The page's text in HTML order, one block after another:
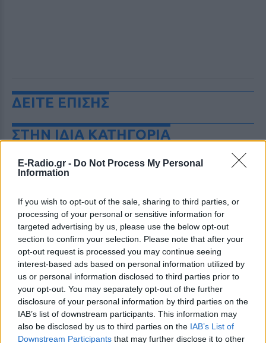
E-Radio.gr - Do Not Process My Personal
Information
If you wish to opt-out of the sale, sharing to third parties, or
processing of your personal or sensitive information for
targeted advertising by us, please use the below opt-out
section to confirm your selection. Please note that after your
opt-out request is processed you may continue seeing
interest-based ads based on personal information utilized by
us or personal information disclosed to third parties prior to
your opt-out. You may separately opt-out of the further
disclosure of your personal information by third parties on the
IAB’s list of downstream participants. This information may
also be disclosed by us to third parties on the IAB’s List of
Downstream Participants that may further disclose it to other
ΔΕΙΤΕ ΕΠΙΣΗΣ
ΣΤΗΝ ΙΔΙΑ ΚΑΤΗΓΟΡΙΑ
Ο Μπρούκλιν Μπέκαμ έβρασε
μακαρόνια με θαλασσινό νερό
τρολάρισμα online
ΣΉΜΕΡΑ
Πολλοί εξέφρασαν απορία για την
καταλληλότητα του νερού, με σχόλια
όπως «τα πόδια του δεν ήταν μέσα σε
αυτό;»
22 χρόνια από τον θάνατο του
Δημήτρη Παπαμιχαήλ: Η
ανάρτηση της Φίνος Φιλμ για
το «γοητευτικό λεβεντόπαιδο
του ελληνικού σινεμά»
ΣΉΜΕΡΑ